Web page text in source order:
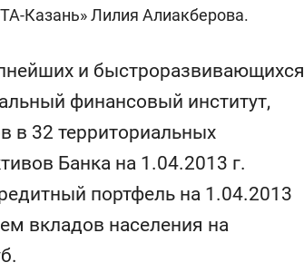
Казань» Лилия Алиакберова.
и быстроразвивающихся
финансовый институт,
в 32 территориальных
Банка на 1.04.2013 г.
портфель на 1.04.2013
вкладов населения на